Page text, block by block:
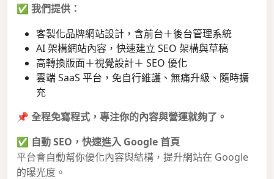
✅ 我們提供：
客製化品牌網站設計，含前台＋後台管理系統
AI 架構網站內容，快速建立 SEO 架構與草稿
高轉換版面＋視覺設計＋ SEO 優化
雲端 SaaS 平台，免自行維護、無痛升級、隨時擴
充
📌 全程免寫程式，專注你的內容與營運就夠了。
✅ 自動 SEO，快速進入 Google 首頁
平台會自動幫你優化內容與結構，提升網站在 Google
的曝光度。